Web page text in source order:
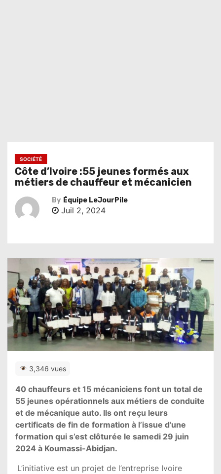
SOCIÉTÉ
Côte d’Ivoire :55 jeunes formés aux
métiers de chauffeur et mécanicien
By Équipe LeJourPile
Juil 2, 2024
3,346 vues
40 chauffeurs et 15 mécaniciens font un total de
55 jeunes opérationnels aux métiers de conduite
et de mécanique auto. Ils ont reçu leurs
certificats de fin de formation à l’issue d’une
formation qui s’est clôturée le samedi 29 juin
2024 à Koumassi-Abidjan.
L’initiative est un projet de l’entreprise Ivoire